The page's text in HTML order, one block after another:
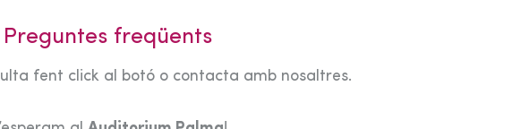
Preguntes freqüents
fent click al botó o contacta amb nosaltres.